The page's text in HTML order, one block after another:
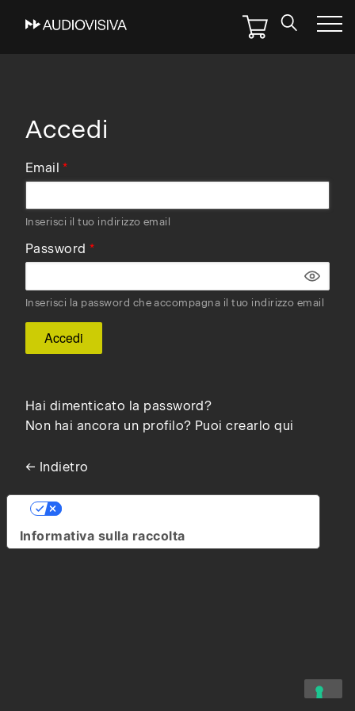
Skip
Accedi
Email
Inserisci il tuo indirizzo email
Password
Inserisci la password che accompagna il tuo indirizzo email
Hai dimenticato la password?
Non hai ancora un profilo? Puoi crearlo qui
← Indietro
Informativa sulla raccolta
Le tue preferenze relative alla privacy